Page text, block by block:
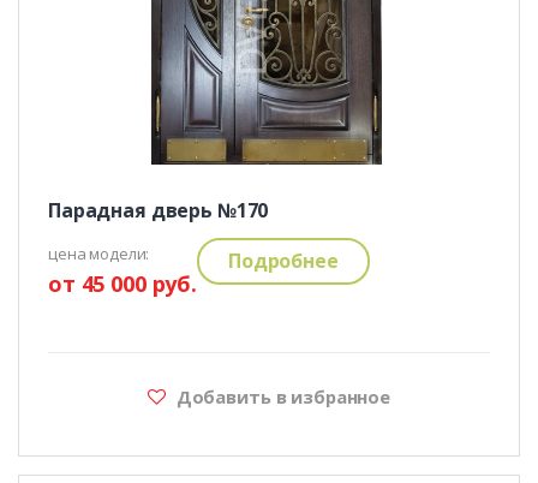
Парадная дверь №170
цена модели:
от 45 000 руб.
Подробнее
Добавить в избранное